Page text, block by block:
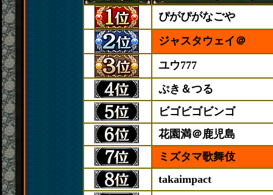
ぴがぴがなごや
ジャスタウェイ＠
ユウ777
ぷき＆つる
ビゴビゴビンゴ
花園満＠鹿児島
ミズタマ歌舞伎
takaimpact